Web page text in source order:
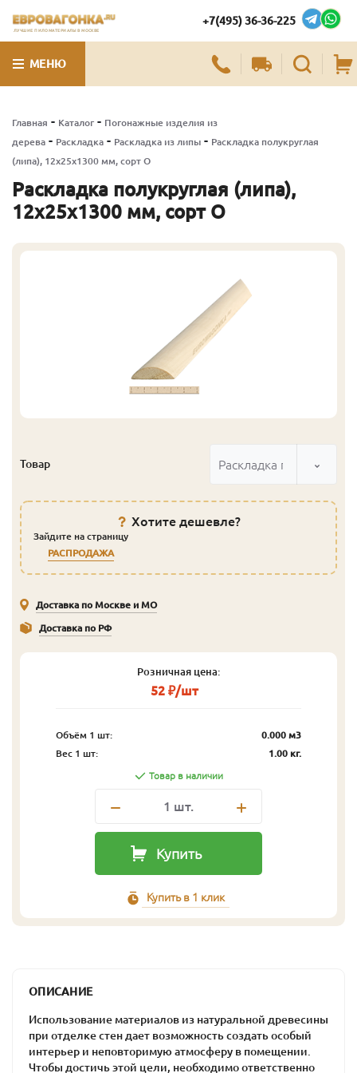
ЛУЧШИЕ ПИЛОМАТЕРИАЛЫ В МОСКВЕ
+7(495) 36-36-225
МЕНЮ
Главная - Каталог - Погонажные изделия из
дерева - Раскладка - Раскладка из липы - Раскладка полукруглая
(липа), 12х25х1300 мм, сорт О
Раскладка полукруглая (липа),
12х25х1300 мм, сорт О
Товар Раскладка
Хотите дешевле?
Зайдите на страницу
РАСПРОДАЖА
Доставка по Москве и МО
Доставка по РФ
Розничная цена:
52 ₽/шт
Объём 1 шт:
0.000 м3
Вес 1 шт:
1.00 кг.
Товар в наличии
1 шт.
Купить
Купить в 1 клик
ОПИСАНИЕ
Использование материалов из натуральной древесины
при отделке стен дает возможность создать особый
интерьер и неповторимую атмосферу в помещении.
Чтобы достичь этой цели, необходимо ответственно